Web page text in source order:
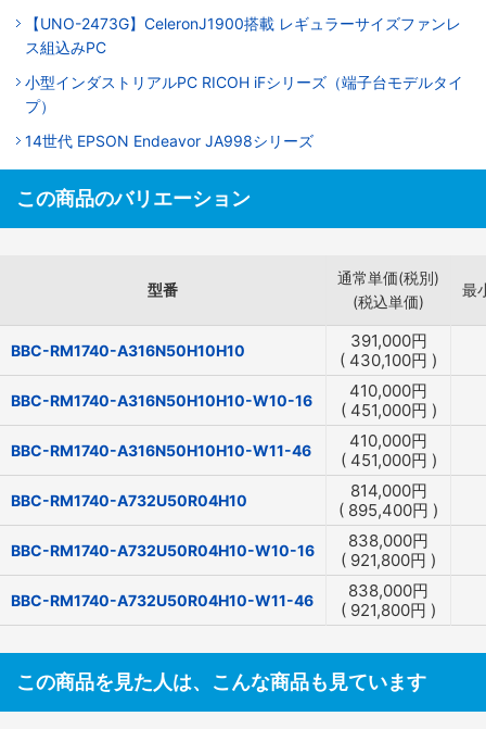
【UNO-2473G】CeleronJ1900搭載 レギュラーサイズファンレ
ス組込みPC
小型インダストリアルPC RICOH iFシリーズ（端子台モデルタイ
プ）
14世代 EPSON Endeavor JA998シリーズ
この商品のバリエーション
型番
通常単価(税別)
(税込単価)
最
BBC-RM1740-A316N50H10H10 391,000円
( 430,100円 )
BBC-RM1740-A316N50H10H10-W10-16 410,000円
( 451,000円 )
BBC-RM1740-A316N50H10H10-W11-46 410,000円
( 451,000円 )
BBC-RM1740-A732U50R04H10 814,000円
( 895,400円 )
BBC-RM1740-A732U50R04H10-W10-16 838,000円
( 921,800円 )
BBC-RM1740-A732U50R04H10-W11-46 838,000円
( 921,800円 )
この商品を見た人は、こんな商品も見ています